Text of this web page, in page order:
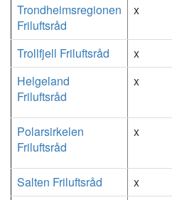
Trondheimsregionen
Friluftsråd
x
Trollfjell Friluftsråd x
Helgeland
Friluftsråd
x
Polarsirkelen
Friluftsråd
x
Salten Friluftsråd x